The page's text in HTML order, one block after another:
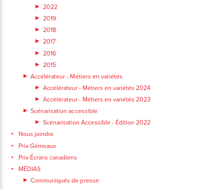
2022
2019
2018
2017
2016
2015
Accélérateur - Métiers en variétés
Accélérateur - Métiers en variétés 2024
Accélérateur - Métiers en variétés 2023
Scénarisation accessible
Scénarisation Accessible - Édition 2022
Nous joindre
Prix Gémeaux
Prix Écrans canadiens
MÉDIAS
Communiqués de presse